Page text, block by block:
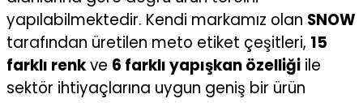
yapılabilmektedir. Kendi markamız olan SNOW
tarafından üretilen meto etiket çeşitleri, 15
farklı renkve 6 farklı yapışkan özelliği ile
sektör ihtiyaçlarına uygun geniş bir ürün